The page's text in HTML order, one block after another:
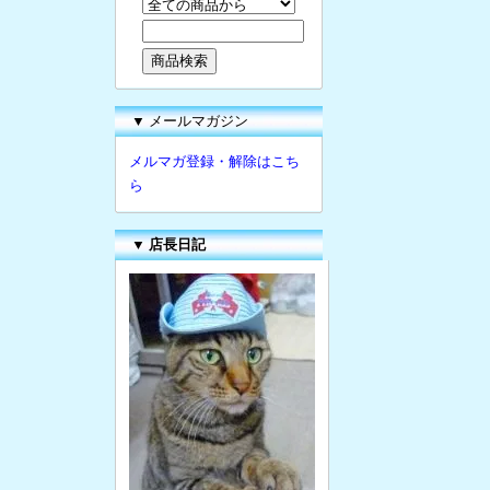
▼ メールマガジン
メルマガ登録・解除はこち
ら
▼ 店長日記